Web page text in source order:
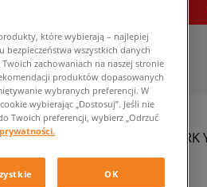
NIKE T-SHIRT NEW
męskie, koszulki
które wybierają – najlepiej
wszystkich danych
zachowaniach na naszej stronie
produktów dopasowanych
wybranych preferencji. W
wybierając „Dostosuj”. Jeśli nie
Twoich preferencji, wybierz „Odrzuć
OK